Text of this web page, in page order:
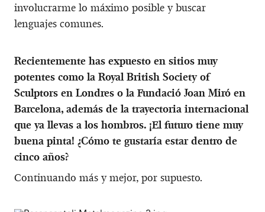
involucrarme lo máximo posible y buscar
lenguajes comunes.
Recientemente has expuesto en sitios muy
potentes como la Royal British Society of
Sculptors en Londres o la Fundació Joan Miró en
Barcelona, además de la trayectoria internacional
que ya llevas a los hombros. ¡El futuro tiene muy
buena pinta! ¿Cómo te gustaría estar dentro de
cinco años?
Continuando más y mejor, por supuesto.